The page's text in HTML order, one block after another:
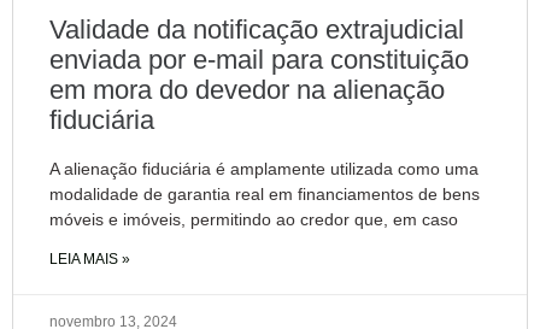
Validade da notificação extrajudicial
enviada por e-mail para constituição
em mora do devedor na alienação
fiduciária
A alienação fiduciária é amplamente utilizada como uma
modalidade de garantia real em financiamentos de bens
móveis e imóveis, permitindo ao credor que, em caso
LEIA MAIS »
novembro 13, 2024